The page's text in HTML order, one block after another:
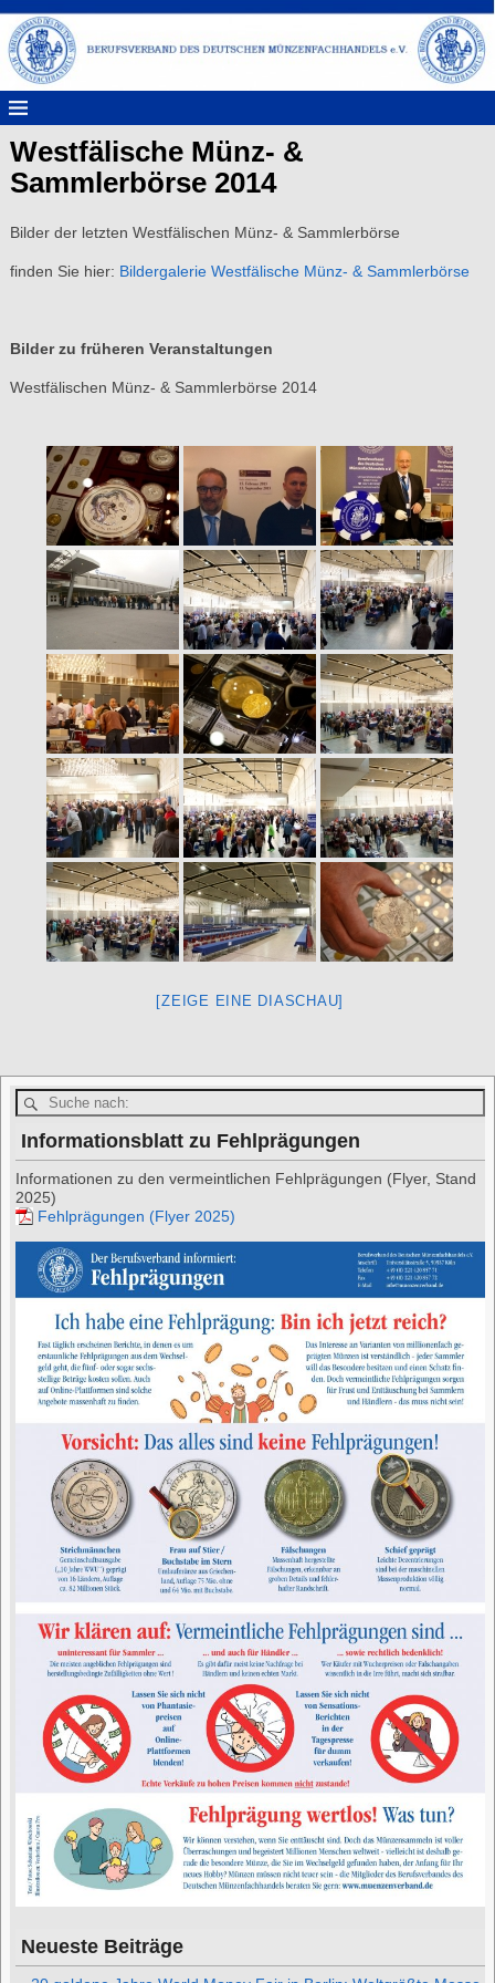
Westfälische Münz- &
Sammlerbörse 2014
Bilder der letzten Westfälischen Münz- & Sammlerbörse
finden Sie hier: Bildergalerie Westfälische Münz- & Sammlerbörse
Bilder zu früheren Veranstaltungen
Westfälischen Münz- & Sammlerbörse 2014
[ZEIGE EINE DIASCHAU]
Informationsblatt zu Fehlprägungen
Informationen zu den vermeintlichen Fehlprägungen (Flyer, Stand
2025)
Fehlprägungen (Flyer 2025)
Neueste Beiträge